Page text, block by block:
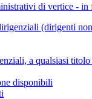
di vertice - in
(dirigenti
a qualsiasi
disponibili